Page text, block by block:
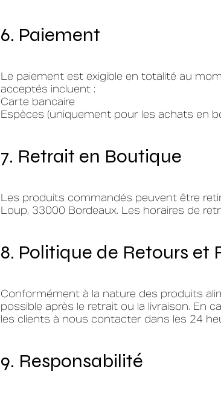
6. Paiement
Le paiement est exigible en totalité au
acceptés incluent :
Carte bancaire
Espèces (uniquement pour les achats en
7. Retrait en Boutique
Les produits commandés peuvent être
Loup, 33000 Bordeaux. Les horaires de
8. Politique de Retours et
Conformément à la nature des produits
possible après le retrait ou la livraison. En
les clients à nous contacter dans les 24
9. Responsabilité